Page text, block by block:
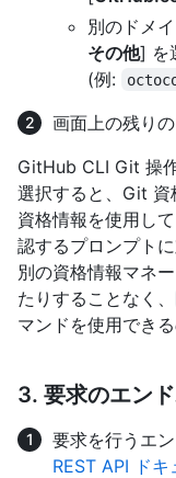
別のドメ
その他] を
(例:
画面上の残り
GitHub CLI Git 操
選択すると、Git
資格情報を使用し
認するプロンプト
別の資格情報マネ
たりすることなく、
マンドを使用できる
3. 要求のエン
要求を行うエ
REST API ドキ